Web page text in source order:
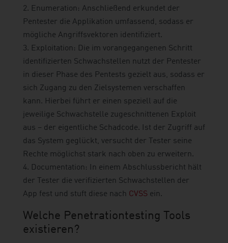
Enumeration: Anschließend erkundet der
Pentester die Applikation umfassend, sodass er
mögliche Angriffsvektoren identifiziert.
Exploitation: Die im vorangegangenen Schritt
identifizierten Schwachstellen nutzt der Pentester
in dieser Phase des Pentests gezielt aus, sodass er
sich Zugang zu den Zielsystemen verschaffen
kann. Hierbei führt er einen speziell auf die
jeweilige Schwachstelle zugeschnittenen Exploit
aus – der eigentliche Schadcode. Ist der Zugriff auf
das System geglückt, versucht der Tester seine
Rechte möglichst stark nach oben zu erweitern.
Documentation: In einem Abschlussbericht hält
der Tester die verifizierten Schwachstellen der
App fest und stuft diese nach CVSS ein.
Welche Penetrationtesting Tools
existieren?